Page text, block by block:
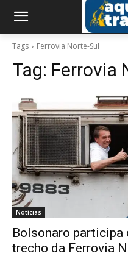
Tags Ferrovia Norte-Sul
Tag: Ferrovia
Notícias
Bolsonaro participa
trecho da Ferrovia